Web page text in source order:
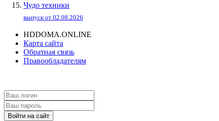
Чудо техники
выпуск от 02.08.2026
HDDOMA.ONLINE
Карта сайта
Обратная связь
Правообладателям
Войти на сайт